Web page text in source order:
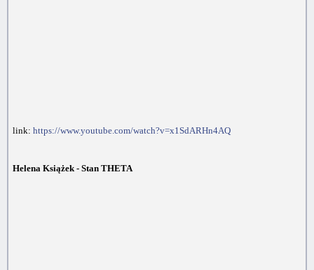
link: https://www.youtube.com/watch?v=x1SdARHn4AQ
Helena Książek - Stan THETA